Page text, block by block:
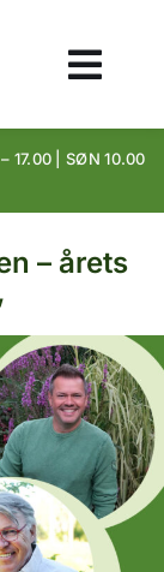
17.00 | SØN 10.00
– årets